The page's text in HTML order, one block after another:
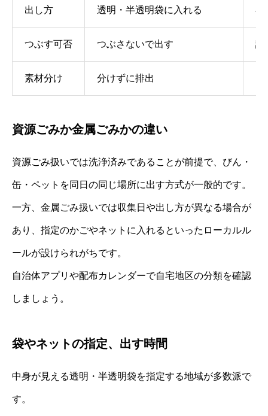
出し方 透明・半透明袋に入れる 専
つぶす可否 つぶさないで出す 識
素材分け 分けずに排出
資源ごみか金属ごみかの違い
資源ごみ扱いでは洗浄済みであることが前提で、びん・
缶・ペットを同日の同じ場所に出す方式が一般的です。
一方、金属ごみ扱いでは収集日や出し方が異なる場合が
あり、指定のかごやネットに入れるといったローカルル
ールが設けられがちです。
自治体アプリや配布カレンダーで自宅地区の分類を確認
しましょう。
袋やネットの指定、出す時間
中身が見える透明・半透明袋を指定する地域が多数派で
す。